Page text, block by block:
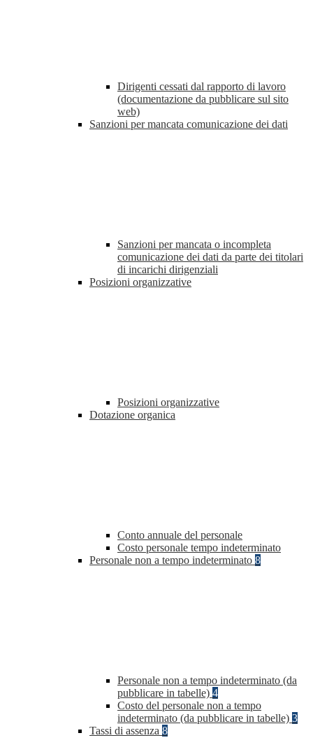
Dirigenti cessati dal rapporto di lavoro
(documentazione da pubblicare sul sito
web)
Sanzioni per mancata comunicazione dei dati
Sanzioni per mancata o incompleta
comunicazione dei dati da parte dei titolari
di incarichi dirigenziali
Posizioni organizzative
Posizioni organizzative
Dotazione organica
Conto annuale del personale
Costo personale tempo indeterminato
Personale non a tempo indeterminato 8
Personale non a tempo indeterminato (da
pubblicare in tabelle) 4
Costo del personale non a tempo
indeterminato (da pubblicare in tabelle) 3
Tassi di assenza 8